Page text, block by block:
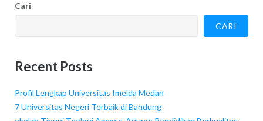
Cari
CARI
Recent Posts
Profil Lengkap Universitas Imelda Medan
7 Universitas Negeri Terbaik di Bandung